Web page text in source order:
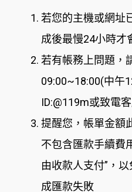
若您的主機或網址
成後最慢24小時才
若有帳務上問題，
09:00~18:00(中午
ID:@119m或致電
提醒您，帳單金額
不包含匯款手續費
由收款人支付”，
成匯款失敗